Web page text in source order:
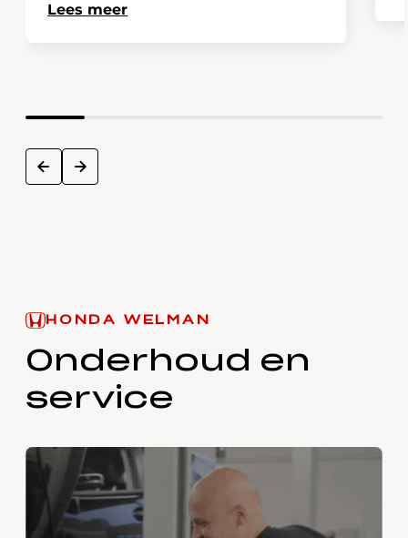
Lees meer
prev next
HONDA WELMAN
Onderhoud en
service